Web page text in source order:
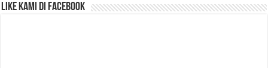
Like Kami di Facebook